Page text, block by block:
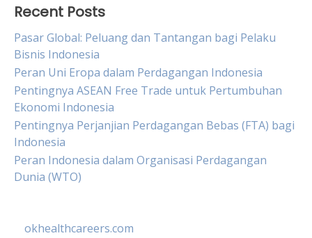
Recent Posts
Pasar Global: Peluang dan Tantangan bagi Pelaku
Bisnis Indonesia
Peran Uni Eropa dalam Perdagangan Indonesia
Pentingnya ASEAN Free Trade untuk Pertumbuhan
Ekonomi Indonesia
Pentingnya Perjanjian Perdagangan Bebas (FTA) bagi
Indonesia
Peran Indonesia dalam Organisasi Perdagangan
Dunia (WTO)
okhealthcareers.com